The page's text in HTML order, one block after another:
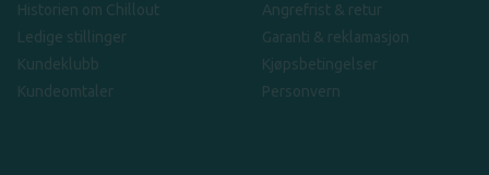
Historien om Chillout
Ledige stillinger
Kundeklubb
Kundeomtaler
Angrefrist & retur
Garanti & reklamasjon
Kjøpsbetingelser
Personvern